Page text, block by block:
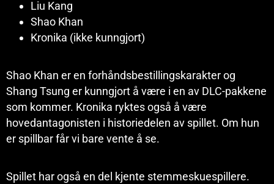
Liu Kang
Shao Khan
Kronika (ikke kunngjort)
Shao Khan er en forhåndsbestillingskarakter og
Shang Tsung er kunngjort å være i en av DLC-pakkene
som kommer. Kronika ryktes også å være
hovedantagonisten i historiedelen av spillet. Om hun
er spillbar får vi bare vente å se.
Spillet har også en del kjente stemmeskuespillere.